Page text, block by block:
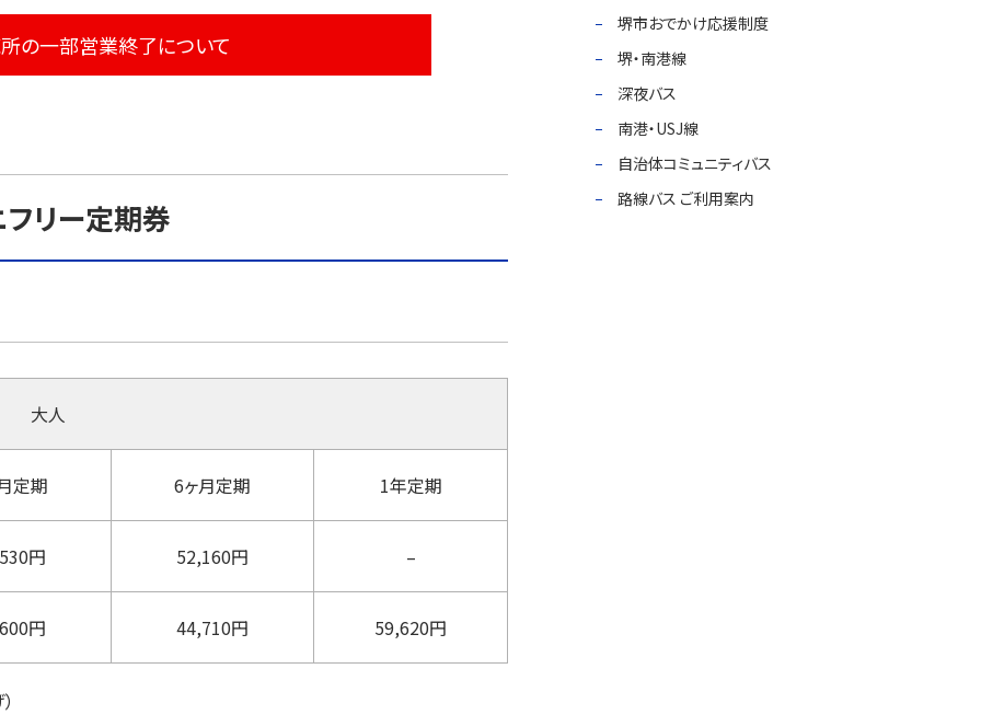
の一部営業終了について
リー定期券
大人
定期 6ヶ月定期 1年定期
円 52,160円 –
円 44,710円 59,620円
堺市おでかけ応援制度
堺・南港線
深夜バス
南港・USJ線
自治体コミュニティバス
路線バス ご利用案内